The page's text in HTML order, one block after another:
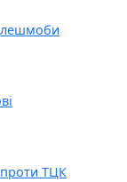
ТЦК